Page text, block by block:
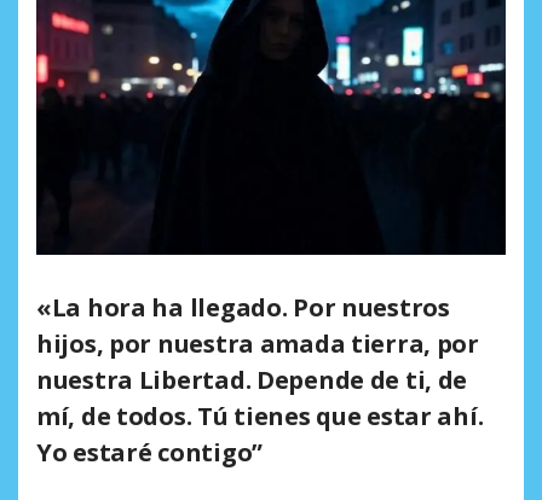
«La hora ha llegado. Por nuestros
hijos, por nuestra amada tierra, por
nuestra Libertad. Depende de ti, de
mí, de todos. Tú tienes que estar ahí.
Yo estaré contigo”